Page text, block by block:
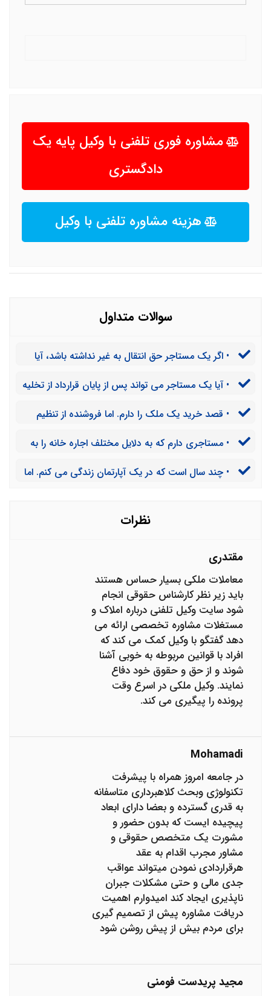
مشاوره فوری تلفنی با وکیل پایه یک
دادگستری
هزینه مشاوره تلفنی با وکیل
سوالات متداول
• اگر یک مستاجر حق انتقال به غیر نداشته باشد، آیا
را به مستاجر دیگری بدهد؟
• آیا یک مستاجر می تواند پس از پایان قرارداد از تخلیه
• قصد خرید یک ملک را دارم. اما فروشنده از تنظیم
مجبور به تنظیم سند رسمی کنم؟
• مستاجری دارم که به دلایل مختلف اجاره خانه را به
نداده است .چگونه می توانم او را مجبور به پرداخت به موقع
• چند سال است که در یک آپارتمان زندگی می کنم. اما
تا پرداخت نکنم سند نمی ‌زنند. به نظر شما آیا می توانم از او
نظرات
مقتدری
معاملات ملکی بسیار حساس هستند
باید زیر نظر کارشناس حقوقی انجام
شود سایت وکیل تلفنی درباره املاک و
مستغلات مشاوره تخصصی ارائه می
دهد گفتگو با وکیل کمک می کند که
افراد با قوانین مربوطه به خوبی آشنا
شوند و از حق و حقوق خود دفاع
نمایند. وکیل ملکی در اسرع وقت
پرونده را پیگیری می کند.
Mohamadi
در جامعه امروز همراه با پیشرفت
تکنولوژی وبحث کلاهبرداری متاسفانه
به قدری گسترده و بعضا دارای ابعاد
پیچیده ایست که بدون حضور و
مشورت یک متخصص حقوقی و
مشاور مجرب اقدام به عقد
هرقراردادی نمودن میتواند عواقب
جدی مالی و حتی مشکلات جبران
ناپذیری ایجاد کند امیدوارم اهمیت
دریافت مشاوره پیش از تصمیم گیری
برای مردم بیش از پیش روشن شود
مجید پریدست فومنی